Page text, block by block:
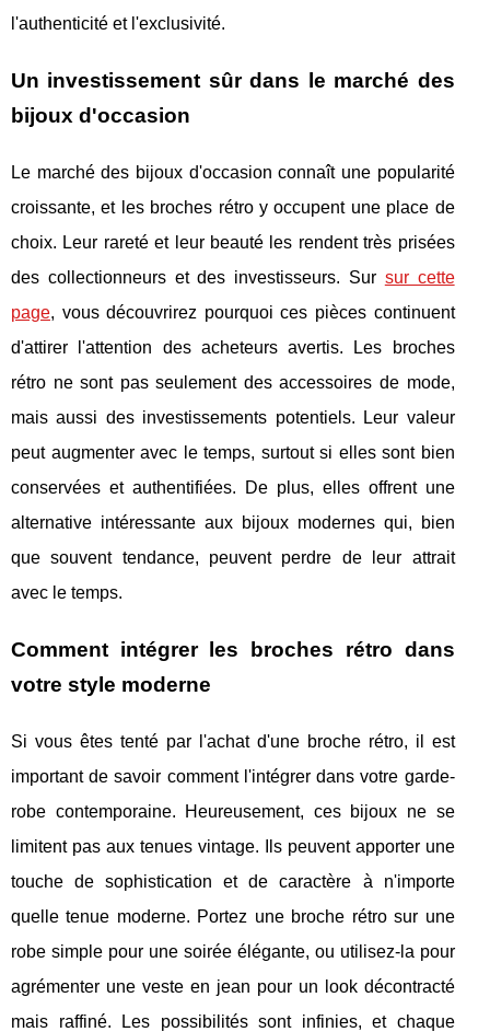
l'authenticité et l'exclusivité.
Un investissement sûr dans le marché des
bijoux d'occasion
Le marché des bijoux d'occasion connaît une popularité
croissante, et les broches rétro y occupent une place de
choix. Leur rareté et leur beauté les rendent très prisées
des collectionneurs et des investisseurs. Sur sur cette
page, vous découvrirez pourquoi ces pièces continuent
d'attirer l'attention des acheteurs avertis. Les broches
rétro ne sont pas seulement des accessoires de mode,
mais aussi des investissements potentiels. Leur valeur
peut augmenter avec le temps, surtout si elles sont bien
conservées et authentifiées. De plus, elles offrent une
alternative intéressante aux bijoux modernes qui, bien
que souvent tendance, peuvent perdre de leur attrait
avec le temps.
Comment intégrer les broches rétro dans
votre style moderne
Si vous êtes tenté par l'achat d'une broche rétro, il est
important de savoir comment l'intégrer dans votre garde-
robe contemporaine. Heureusement, ces bijoux ne se
limitent pas aux tenues vintage. Ils peuvent apporter une
touche de sophistication et de caractère à n'importe
quelle tenue moderne. Portez une broche rétro sur une
robe simple pour une soirée élégante, ou utilisez-la pour
agrémenter une veste en jean pour un look décontracté
mais raffiné. Les possibilités sont infinies, et chaque